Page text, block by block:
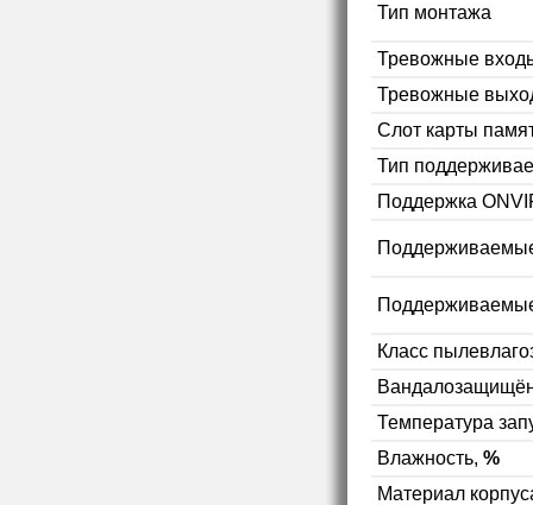
Тип монтажа
Тревожные
Тревожные
Слот карты
Тип
Поддержка
Класс
Температура
Влажность, %
Материал